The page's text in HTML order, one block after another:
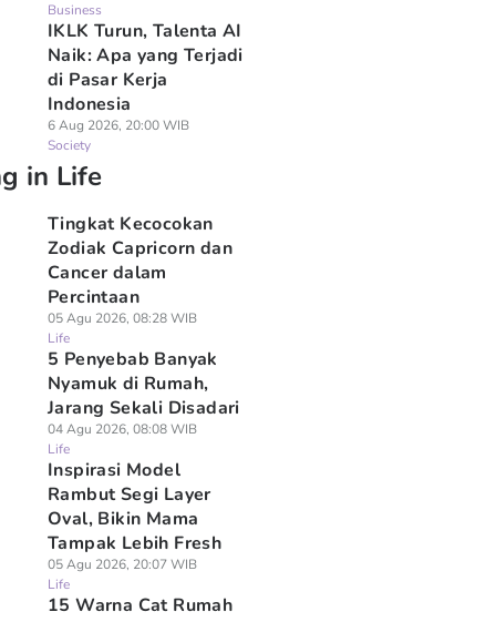
Business
IKLK Turun, Talenta AI
Naik: Apa yang Terjadi
di Pasar Kerja
Indonesia
6 Aug 2026, 20:00 WIB
Society
in Life
Tingkat Kecocokan
Zodiak Capricorn dan
Cancer dalam
Percintaan
05 Agu 2026, 08:28 WIB
Life
5 Penyebab Banyak
Nyamuk di Rumah,
Jarang Sekali Disadari
04 Agu 2026, 08:08 WIB
Life
Inspirasi Model
Rambut Segi Layer
Oval, Bikin Mama
Tampak Lebih Fresh
05 Agu 2026, 20:07 WIB
Life
15 Warna Cat Rumah